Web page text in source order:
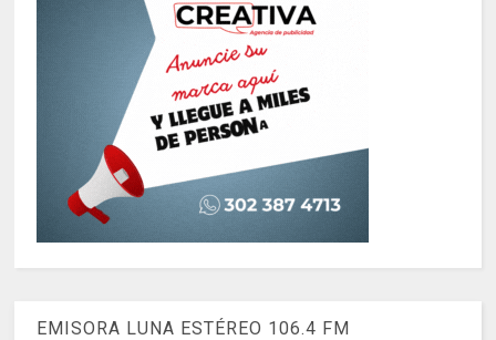
EMISORA LUNA ESTÉREO 106.4 FM